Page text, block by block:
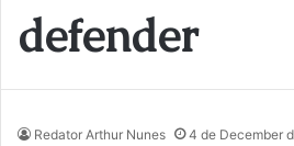
defender
Redator Arthur Nunes 4 de December